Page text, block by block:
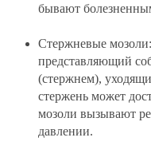
бывают
Стержневые
представляющий
(стержнем),
стержень может
мозоли вызывают
давлении.